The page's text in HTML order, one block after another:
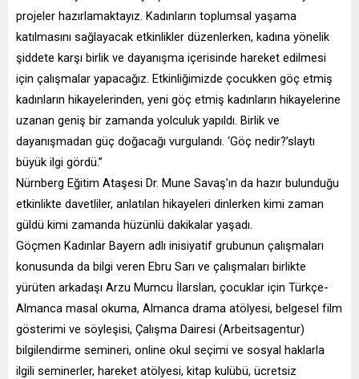
projeler hazırlamaktayız. Kadınların toplumsal yaşama
katılmasını sağlayacak etkinlikler düzenlerken, kadına yönelik
şiddete karşı birlik ve dayanışma içerisinde hareket edilmesi
için çalışmalar yapacağız. Etkinliğimizde çocukken göç etmiş
kadınların hikayelerinden, yeni göç etmiş kadınların hikayelerine
uzanan geniş bir zamanda yolculuk yapıldı. Birlik ve
dayanışmadan güç doğacağı vurgulandı. ‘Göç nedir?’slaytı
büyük ilgi gördü.”
Nürnberg Eğitim Ataşesi Dr. Mune Savaş’ın da hazır bulunduğu
etkinlikte davetliler, anlatılan hikayeleri dinlerken kimi zaman
güldü kimi zamanda hüzünlü dakikalar yaşadı.
Göçmen Kadınlar Bayern adlı inisiyatif grubunun çalışmaları
konusunda da bilgi veren Ebru Sarı ve çalışmaları birlikte
yürüten arkadaşı Arzu Mumcu İlarslan, çocuklar için Türkçe-
Almanca masal okuma, Almanca drama atölyesi, belgesel film
gösterimi ve söyleşisi, Çalışma Dairesi (Arbeitsagentur)
bilgilendirme semineri, online okul seçimi ve sosyal haklarla
ilgili seminerler, hareket atölyesi, kitap kulübü, ücretsiz